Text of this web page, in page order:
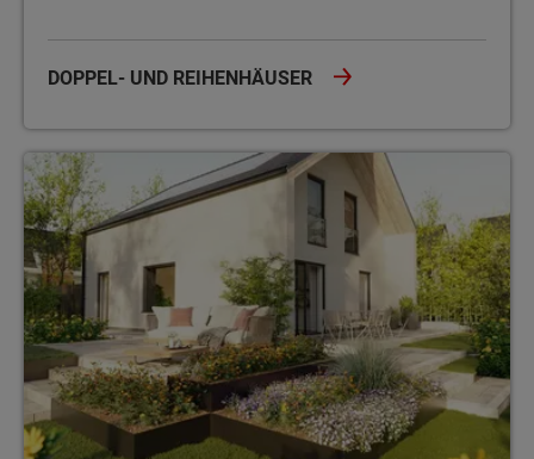
DOPPEL- UND REIHENHÄUSER
Von 102 - 176 m² Wohnfläche